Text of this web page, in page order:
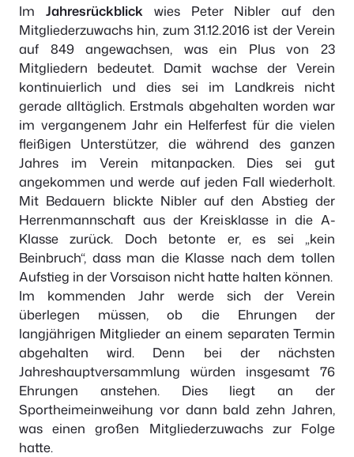
Im Jahresrückblickwies Peter Nibler auf den
Mitgliederzuwachs hin, zum 31.12.2016 ist der Verein
auf 849 angewachsen, was ein Plus von 23
Mitgliedern bedeutet. Damit wachse der Verein
kontinuierlich und dies sei im Landkreis nicht
gerade alltäglich. Erstmals abgehalten worden war
im vergangenem Jahr ein Helferfest für die vielen
fleißigen Unterstützer, die während des ganzen
Jahres im Verein mitanpacken. Dies sei gut
angekommen und werde auf jeden Fall wiederholt.
Mit Bedauern blickte Nibler auf den Abstieg der
Herrenmannschaft aus der Kreisklasse in die A-
Klasse zurück. Doch betonte er, es sei „kein
Beinbruch“, dass man die Klasse nach dem tollen
Aufstieg in der Vorsaison nicht hatte halten können.
Im kommenden Jahr werde sich der Verein
überlegen müssen, ob die Ehrungen der
langjährigen Mitglieder an einem separaten Termin
abgehalten wird. Denn bei der nächsten
Jahreshauptversammlung würden insgesamt 76
Ehrungen anstehen. Dies liegt an der
Sportheimeinweihung vor dann bald zehn Jahren,
was einen großen Mitgliederzuwachs zur Folge
hatte.